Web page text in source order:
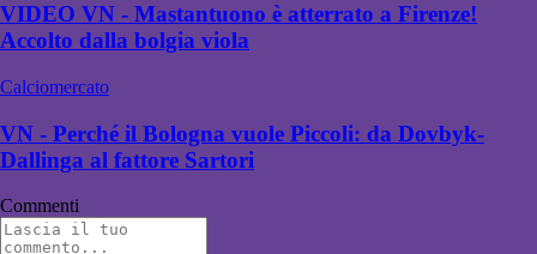
VIDEO VN - Mastantuono è atterrato a Firenze!
Accolto dalla bolgia viola
Calciomercato
VN - Perché il Bologna vuole Piccoli: da Dovbyk-
Dallinga al fattore Sartori
Commenti